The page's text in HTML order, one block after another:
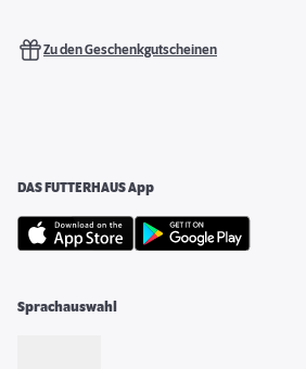
Zu den Geschenkgutscheinen
DAS FUTTERHAUS App
Sprachauswahl